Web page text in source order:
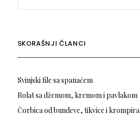
SKORAŠNJI ČLANCI
Svinjski file sa spanaćem
Rolat sa džemom, kremom i pavlakom
Čorbica od bundeve, tikvice i krompira